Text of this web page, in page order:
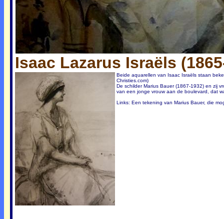
Isaac Lazarus Israëls
Beide aquarellen van Isaac Israëls staan
Christies.com)
De schilder Marius Bauer (1867-1932) en zij
van een jonge vrouw aan de boulevard, dat
Links: Een tekening van Marius Bauer, die